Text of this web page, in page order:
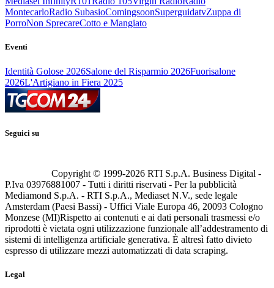
MontecarloRadio SubasioComingsoonSuperguidatvZuppa di
PorroNon SprecareCotto e Mangiato
Eventi
Identità Golose 2026Salone del Risparmio 2026Fuorisalone
2026L'Artigiano in Fiera 2025
Seguici su
Copyright © 1999-2026 RTI S.p.A. Business Digital -
P.Iva 03976881007 - Tutti i diritti riservati - Per la pubblicità
Mediamond S.p.A. - RTI S.p.A., Mediaset N.V., sede legale
Amsterdam (Paesi Bassi) - Uffici Viale Europa 46, 20093 Cologno
Monzese (MI)Rispetto ai contenuti e ai dati personali trasmessi e/o
riprodotti è vietata ogni utilizzazione funzionale all’addestramento di
sistemi di intelligenza artificiale generativa. È altresì fatto divieto
espresso di utilizzare mezzi automatizzati di data scraping.
Legal